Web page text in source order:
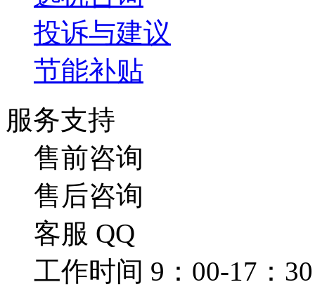
投诉与建议
节能补贴
服务支持
售前咨询
售后咨询
客服 QQ
工作时间 9：00-17：30